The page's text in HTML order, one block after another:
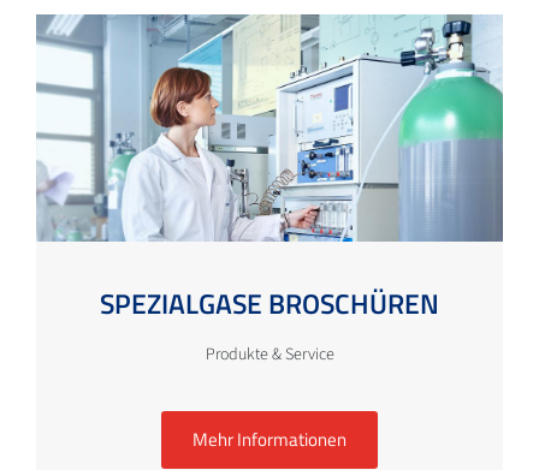
SPEZIALGASE BROSCHÜREN
Produkte & Service
Mehr Informationen